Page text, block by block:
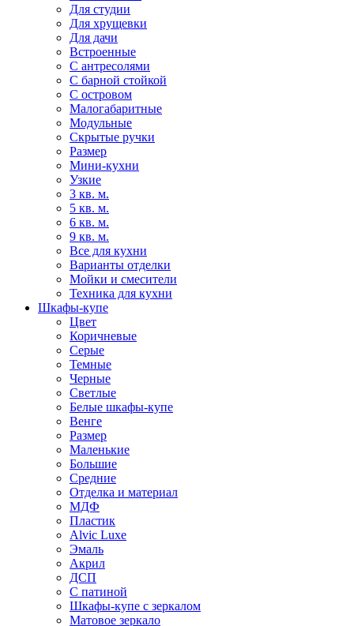
Для студии
Для хрущевки
Для дачи
Встроенные
С антресолями
С барной стойкой
С островом
Малогабаритные
Модульные
Скрытые ручки
Размер
Мини-кухни
Узкие
3 кв. м.
5 кв. м.
6 кв. м.
9 кв. м.
Все для кухни
Варианты отделки
Мойки и смесители
Техника для кухни
Шкафы-купе
Цвет
Коричневые
Серые
Темные
Черные
Светлые
Белые шкафы-купе
Венге
Размер
Маленькие
Большие
Средние
Отделка и материал
МДФ
Пластик
Alvic Luxe
Эмаль
Акрил
ДСП
С патиной
Шкафы-купе с зеркалом
Матовое зеркало